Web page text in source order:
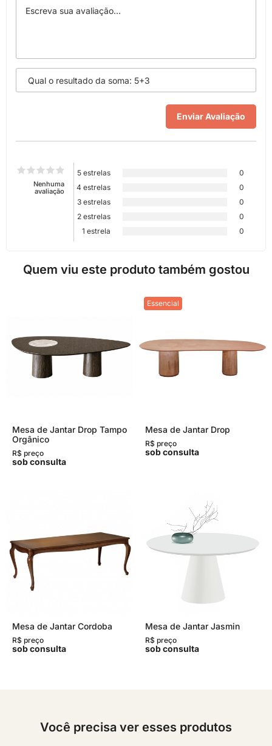
Nenhuma
avaliação
5 estrelas
0
4 estrelas
0
3 estrelas
0
2 estrelas
0
1 estrela
0
Quem viu este produto também gostou
Mesa de Jantar Drop Tampo
Orgânico
R$ preço
sob consulta
Essencial
Mesa de Jantar Drop
R$ preço
sob consulta
Mesa de Jantar Cordoba
R$ preço
sob consulta
Mesa de Jantar Jasmin
R$ preço
sob consulta
Você precisa ver esses produtos